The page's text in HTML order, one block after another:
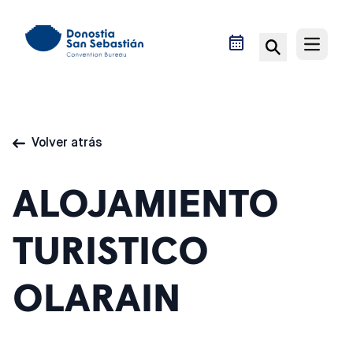
contenido
Open
Volver atrás
ALOJAMIENTO
TURISTICO
OLARAIN